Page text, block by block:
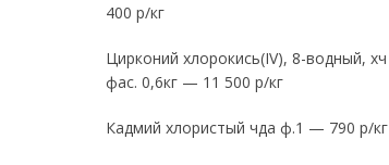
400 р/кг
Цирконий хлорокись(IV), 8-водный, хч
фас. 0,6кг — 11 500 р/кг
Кадмий хлористый чда ф.1 — 790 р/кг